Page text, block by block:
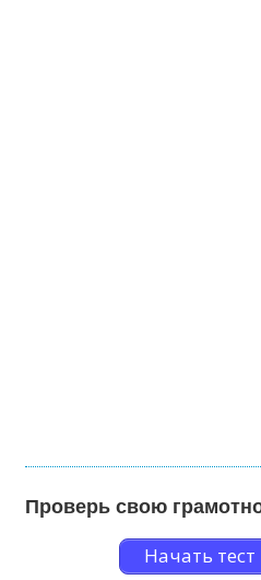
Проверь свою
Начать тест